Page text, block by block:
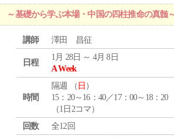
～基礎から学ぶ本場・中国の四柱推命の真髄
講師 澤田 昌征
日程
1月 28日 ～ 4月 8日
A Week
時間
隔週 （ 日 ）
15：20～16：40／17：00～18：20
（1日2コマ）
回数
全12回